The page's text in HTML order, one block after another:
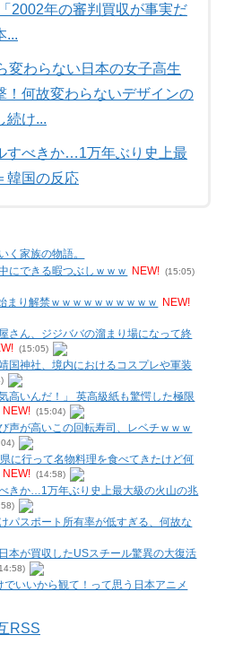
2002年の審判買収が事実だ
...
変わらない日本の女子高生
！何故変わらないデザインの
続け...
すべきか…1万年ぶり史上最
韓国の反応
く家族の物語。
にできる暇つぶしｗｗｗ
NEW! (15:05)
まり解禁ｗｗｗｗｗｗｗｗｗｗ NEW!
さん、ジジババの溜まり場になって終
(15:05)
国神社、境内におけるコスプレや軍装
高いんだ！」 英高級紙も驚愕した極限
NEW! (15:04)
声が高いこの回転寿司、レベチｗｗｗ
に行って名物料理を食べてきたけど何
NEW! (14:58)
きか…1万年ぶり史上最大級の火山の兆
パスポート所有率が低すぎる、何故な
本が買収したUSスチール驚異の大復活
いいから観て！って思う日本アニメ
RSS